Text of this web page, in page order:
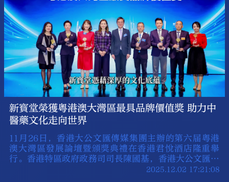
新寳堂榮獲粵港澳大灣區最具品牌價值獎 助力中
醫藥文化走向世界
11月26日，香港大公文匯傳媒集團主辦的第六届粵港
澳大灣區發展論壇暨頒獎典禮在香港君悅酒店隆重舉
行。香港特區政府政務司司長陳國基，香港大公文匯傳
媒集團董事長兼香港《文匯報》社長、大公報社長李大
2025.12.02 17:21:08